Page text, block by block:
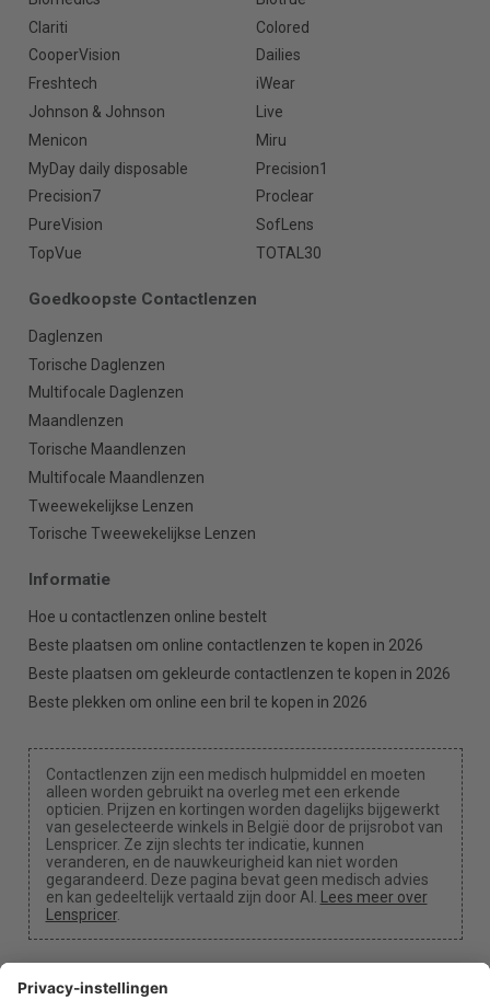
Clariti
Colored
CooperVision
Dailies
Freshtech
iWear
Johnson & Johnson
Live
Menicon
Miru
MyDay daily disposable
Precision1
Precision7
Proclear
PureVision
SofLens
TopVue
TOTAL30
Goedkoopste Contactlenzen
Daglenzen
Torische Daglenzen
Multifocale Daglenzen
Maandlenzen
Torische Maandlenzen
Multifocale Maandlenzen
Tweewekelijkse Lenzen
Torische Tweewekelijkse Lenzen
Informatie
Hoe u contactlenzen online bestelt
Beste plaatsen om online contactlenzen te kopen in 2026
Beste plaatsen om gekleurde contactlenzen te kopen in 2026
Beste plekken om online een bril te kopen in 2026
Contactlenzen zijn een medisch hulpmiddel en moeten
alleen worden gebruikt na overleg met een erkende
opticien. Prijzen en kortingen worden dagelijks bijgewerkt
van geselecteerde winkels in België door de prijsrobot van
Lenspricer. Ze zijn slechts ter indicatie, kunnen
veranderen, en de nauwkeurigheid kan niet worden
gegarandeerd. Deze pagina bevat geen medisch advies
en kan gedeeltelijk vertaald zijn door AI. Lees meer over
Lenspricer.